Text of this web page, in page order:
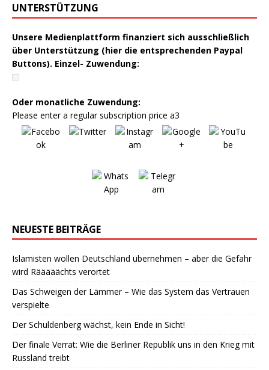
UNTERSTÜTZUNG
Unsere Medienplattform finanziert sich ausschließlich
über Unterstützung (hier die entsprechenden Paypal
Buttons). Einzel- Zuwendung:
Oder monatliche Zuwendung:
Please enter a regular subscription price a3
NEUESTE BEITRÄGE
Islamisten wollen Deutschland übernehmen – aber die Gefahr
wird Rääääächts verortet
Das Schweigen der Lämmer – Wie das System das Vertrauen
verspielte
Der Schuldenberg wächst, kein Ende in Sicht!
Der finale Verrat: Wie die Berliner Republik uns in den Krieg mit
Russland treibt